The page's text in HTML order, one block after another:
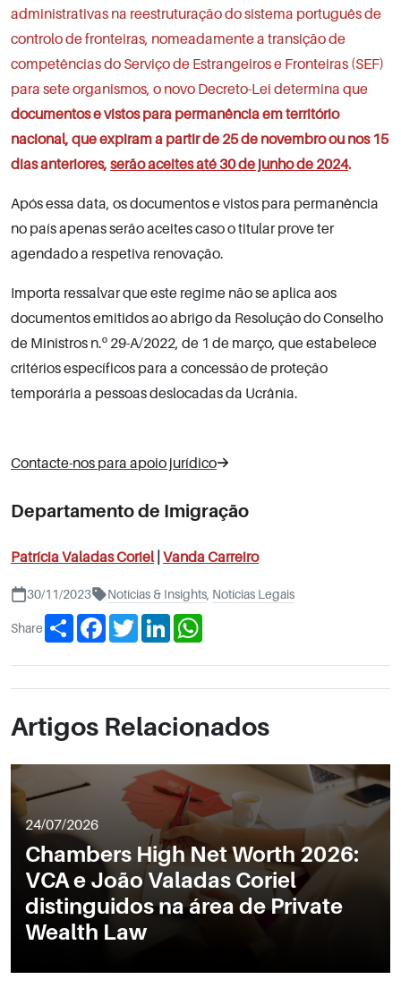
administrativas na reestruturação do sistema português de
controlo de fronteiras, nomeadamente a transição de
competências do Serviço de Estrangeiros e Fronteiras (SEF)
para sete organismos, o novo Decreto-Lei determina que
documentos e vistos para permanência em território
nacional, que expiram a partir de 25 de novembro ou nos 15
dias anteriores, serão aceites até 30 de junho de 2024.
Após essa data, os documentos e vistos para permanência
no país apenas serão aceites caso o titular prove ter
agendado a respetiva renovação.
Importa ressalvar que este regime não se aplica aos
documentos emitidos ao abrigo da Resolução do Conselho
de Ministros n.º 29-A/2022, de 1 de março, que estabelece
critérios específicos para a concessão de proteção
temporária a pessoas deslocadas da Ucrânia.
Contacte-nos para apoio jurídico
Departamento de Imigração
Patrícia Valadas Coriel| Vanda Carreiro
30/11/2023 Notícias & Insights Notícias Legais
Share Share FacebookTwitterLinkedIn
Artigos Relacionados
24/07/2026
Chambers High Net Worth 2026:
VCA e João Valadas Coriel
distinguidos na área de Private
Wealth Law